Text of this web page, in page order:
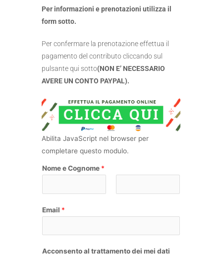
Per informazioni e prenotazioni utilizza il
form sotto.
Per confermare la prenotazione effettua il
pagamento del contributo cliccando sul
pulsante qui sotto(NON E’ NECESSARIO
AVERE UN CONTO PAYPAL).
Abilita JavaScript nel browser per
completare questo modulo.
Nome e Cognome *
o
m
g
m
Email *
Acconsento al trattamento dei mei dati